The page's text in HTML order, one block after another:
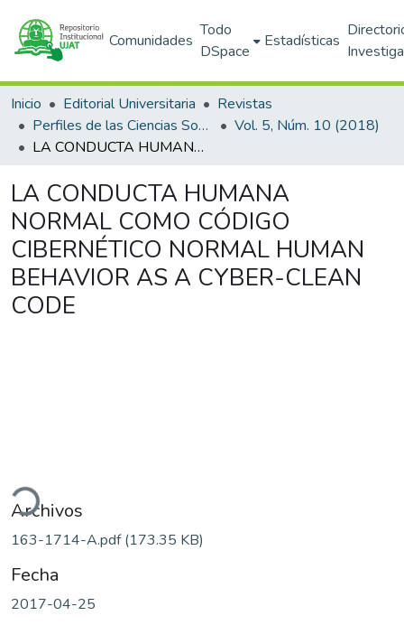
Comunidades
Todo
DSpace
Estadísticas
Inicio Editorial Universitaria
Revistas
Perfiles de las Ciencias Sociales
Vol. 5, Núm. 10 (2018)
LA CONDUCTA HUMANA NORMAL COMO CÓDIGO CIBERNÉTICO NORMAL HUMAN BEHAVIOR AS A CYBER-CLEAN CODE
LA CONDUCTA HUMANA
NORMAL COMO CÓDIGO
CIBERNÉTICO NORMAL HUMAN
BEHAVIOR AS A CYBER-CLEAN
CODE
Archivos
163-1714-A.pdf(173.35 KB)
Fecha
2017-04-25